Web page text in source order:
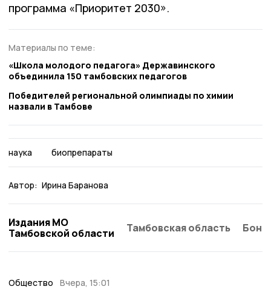
программа «Приоритет 2030».
Материалы по теме:
«Школа молодого педагога» Державинского
объединила 150 тамбовских педагогов
Победителей региональной олимпиады по химии
назвали в Тамбове
наука биопрепараты
Автор: Ирина Баранова
Издания МО
Тамбовской области
Тамбовская область
Общество Вчера, 15:01